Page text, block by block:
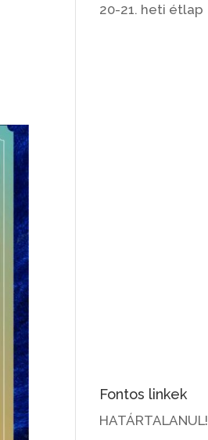
20-21. heti étlap
Fontos linkek
HATÁRTALANUL!